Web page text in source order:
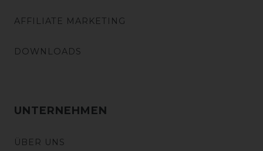
AFFILIATE MARKETING
DOWNLOADS
UNTERNEHMEN
ÜBER UNS